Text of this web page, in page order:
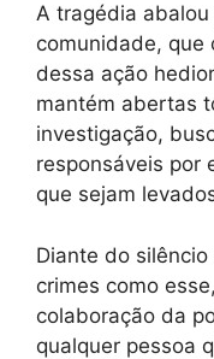
A tragédia
comunidade, que
dessa ação
mantém abertas
investigação,
responsáveis por
que sejam
Diante do
crimes como
colaboração da
qualquer pessoa